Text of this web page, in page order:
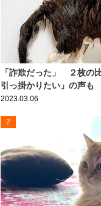
「詐欺だった」 ２枚の
引っ掛かりたい」の声も
2023.03.06
2